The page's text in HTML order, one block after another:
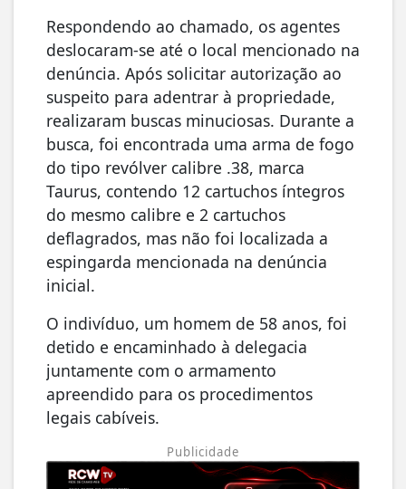
Respondendo ao chamado, os agentes
deslocaram-se até o local mencionado na
denúncia. Após solicitar autorização ao
suspeito para adentrar à propriedade,
realizaram buscas minuciosas. Durante a
busca, foi encontrada uma arma de fogo
do tipo revólver calibre .38, marca
Taurus, contendo 12 cartuchos íntegros
do mesmo calibre e 2 cartuchos
deflagrados, mas não foi localizada a
espingarda mencionada na denúncia
inicial.
O indivíduo, um homem de 58 anos, foi
detido e encaminhado à delegacia
juntamente com o armamento
apreendido para os procedimentos
legais cabíveis.
Publicidade